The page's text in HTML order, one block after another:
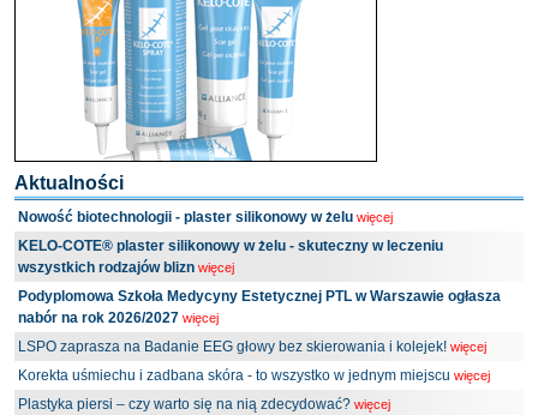
Aktualności
Nowość biotechnologii - plaster silikonowy w żelu więcej
KELO-COTE® plaster silikonowy w żelu - skuteczny w leczeniu
wszystkich rodzajów blizn więcej
Podyplomowa Szkoła Medycyny Estetycznej PTL w Warszawie ogłasza
nabór na rok 2026/2027 więcej
LSPO zaprasza na Badanie EEG głowy bez skierowania i kolejek! więcej
Korekta uśmiechu i zadbana skóra - to wszystko w jednym miejscu więcej
Plastyka piersi – czy warto się na nią zdecydować? więcej